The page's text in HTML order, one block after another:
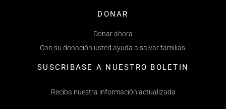
DONAR
Donar ahora
Con su donación usted ayuda a salvar familias.
SUSCRIBASE A NUESTRO BOLETIN
Reciba nuestra información actualizada